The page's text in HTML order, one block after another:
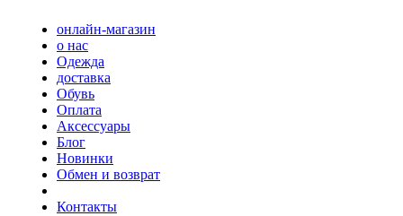
онлайн-магазин
о нас
Одежда
доставка
Обувь
Оплата
Аксессуары
Блог
Новинки
Обмен и возврат
Контакты